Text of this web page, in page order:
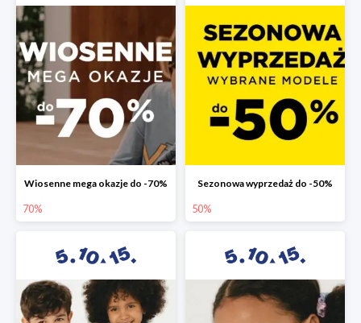
Wiosenne mega okazje do -70%
70%
Sezonowa wyprzedaż do -50%
50%